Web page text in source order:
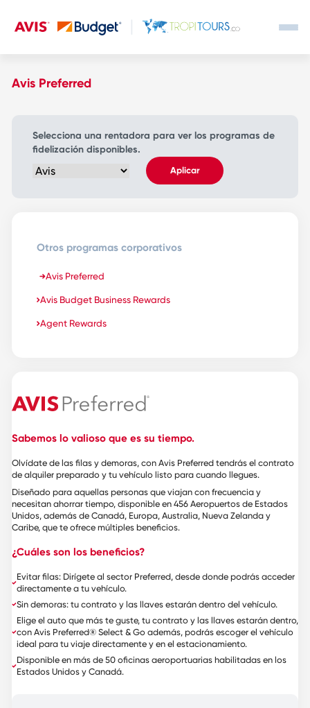
Avis Preferred
Selecciona una rentadora para ver los programas de
fidelización disponibles.
Aplicar
Sabemos lo valioso que es su tiempo.
Olvídate de las filas y demoras, con Avis Preferred tendrás el contrato
de alquiler preparado y tu vehículo listo para cuando llegues.
Diseñado para aquellas personas que viajan con frecuencia y
necesitan ahorrar tiempo, disponible en 456 Aeropuertos de Estados
Unidos, además de Canadá, Europa, Australia, Nueva Zelanda y
Caribe, que te ofrece múltiples beneficios.
¿Cuáles son los beneficios?
Evitar filas: Dirígete al sector Preferred, desde donde podrás acceder
directamente a tu vehículo.
Sin demoras: tu contrato y las llaves estarán dentro del vehículo.
Elige el auto que más te guste, tu contrato y las llaves estarán dentro,
con Avis Preferred® Select & Go además, podrás escoger el vehículo
ideal para tu viaje directamente y en el estacionamiento.
Disponible en más de 50 oficinas aeroportuarias habilitadas en los
Estados Unidos y Canadá.
Otros programas corporativos
Avis Preferred
Avis Budget Business Rewards
Agent Rewards